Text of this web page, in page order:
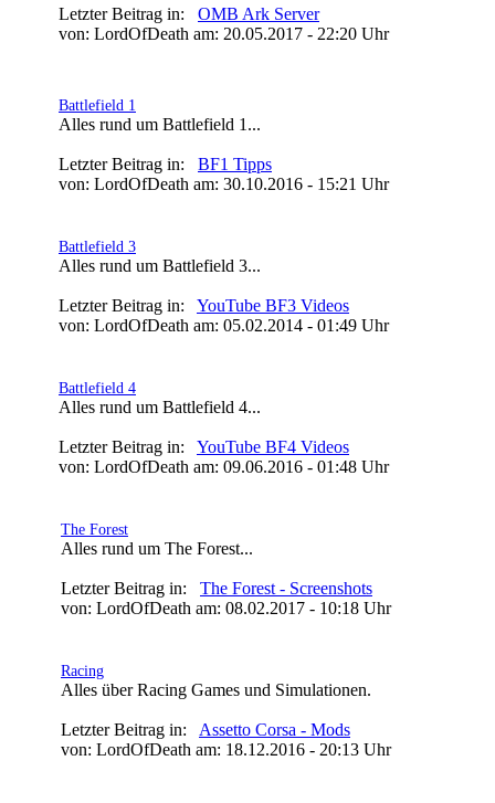
Letzter Beitrag in: OMB Ark Server
von: LordOfDeath am: 20.05.2017 - 22:20 Uhr
Battlefield 1
Alles rund um Battlefield 1...
Letzter Beitrag in: BF1 Tipps
von: LordOfDeath am: 30.10.2016 - 15:21 Uhr
Battlefield 3
Alles rund um Battlefield 3...
Letzter Beitrag in: YouTube BF3 Videos
von: LordOfDeath am: 05.02.2014 - 01:49 Uhr
Battlefield 4
Alles rund um Battlefield 4...
Letzter Beitrag in: YouTube BF4 Videos
von: LordOfDeath am: 09.06.2016 - 01:48 Uhr
The Forest
Alles rund um The Forest...
Letzter Beitrag in: The Forest - Screenshots
von: LordOfDeath am: 08.02.2017 - 10:18 Uhr
Racing
Alles über Racing Games und Simulationen.
Letzter Beitrag in: Assetto Corsa - Mods
von: LordOfDeath am: 18.12.2016 - 20:13 Uhr